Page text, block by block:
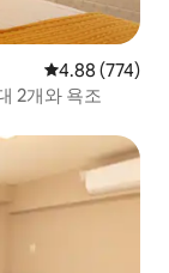
평점 4.88점(5
4.88 (774)
2개와 욕조